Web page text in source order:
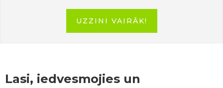
UZZINI VAIRĀK!
Lasi, iedvesmojies un